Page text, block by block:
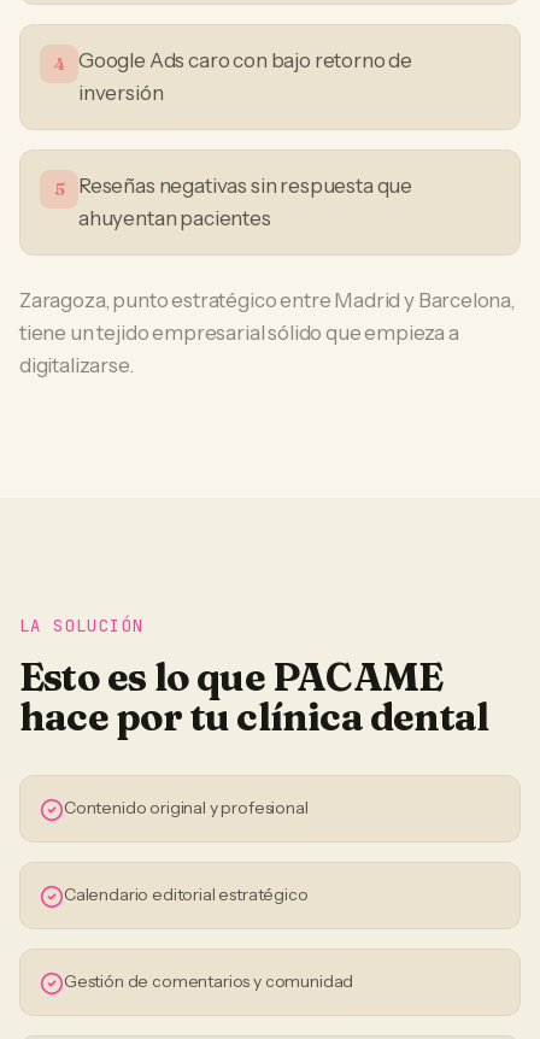
4
Google Ads caro con bajo retorno de
inversión
5
Reseñas negativas sin respuesta que
ahuyentan pacientes
Zaragoza, punto estratégico entre Madrid y Barcelona,
tiene un tejido empresarial sólido que empieza a
digitalizarse.
LA SOLUCIÓN
Esto es lo que PACAME
hace por tuclínica dental
Contenido original y profesional
Calendario editorial estratégico
Gestión de comentarios y comunidad